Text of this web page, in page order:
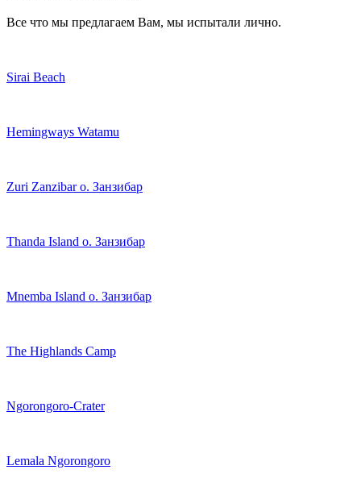
Все что мы предлагаем Вам, мы испытали лично.
Sirai Beach
Hemingways Watamu
Zuri Zanzibar о. Занзибар
Thanda Island о. Занзибар
Mnemba Island о. Занзибар
The Highlands Camp
Ngorongoro-Crater
Lemala Ngorongoro